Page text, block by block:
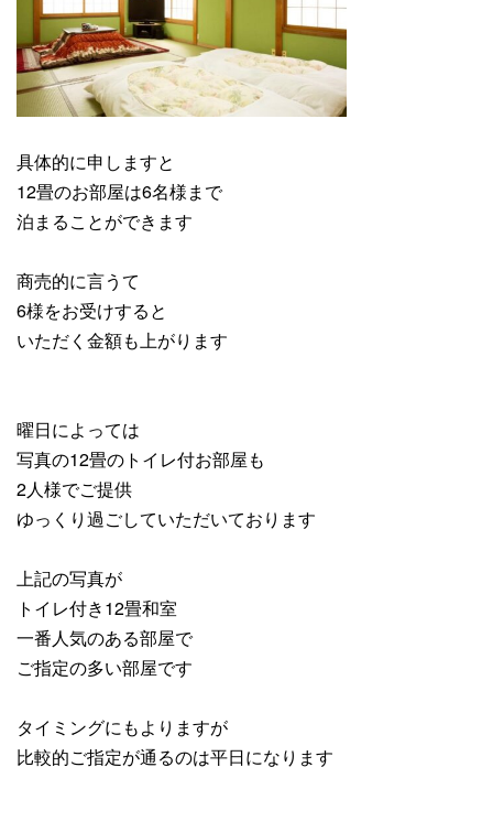
具体的に申しますと
12畳のお部屋は6名様まで
泊まることができます
商売的に言うて
6様をお受けすると
いただく金額も上がります
曜日によっては
写真の12畳のトイレ付お部屋も
2人様でご提供
ゆっくり過ごしていただいております
上記の写真が
トイレ付き12畳和室
一番人気のある部屋で
ご指定の多い部屋です
タイミングにもよりますが
比較的ご指定が通るのは平日になります